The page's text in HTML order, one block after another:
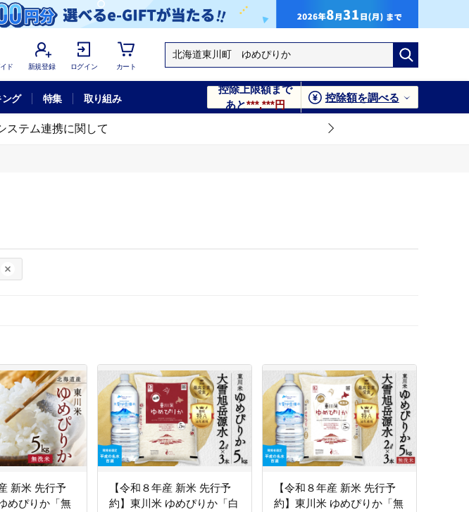
ド 新規登録 ログイン カート
ング 特集 取り組み
控除上限額まで
あと***,***円
控除額を調べる
ステム連携に関して
新米 先行予
めぴりか「無
【令和８年産 新米 先行予
約】東川米 ゆめぴりか「白
【令和８年産 新米 先行予
約】東川米 ゆめぴりか「無